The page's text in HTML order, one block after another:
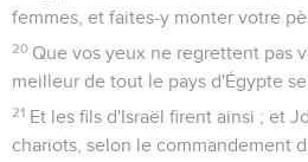
femmes, et faites-y monter votre
20 Que vos yeux ne regrettent pas
meilleur de tout le pays d'Égypte
21 Et les fils d'Israël firent ainsi ; et
chariots, selon le commandement